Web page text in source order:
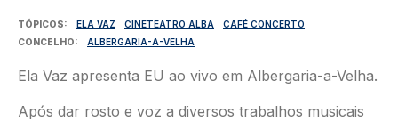
TÓPICOS ELA VAZ CINETEATRO ALBA
CAFÉ CONCERTO
CONCELHO
ALBERGARIA-A-VELHA
Ela Vaz apresenta EU ao vivo em Albergaria-a-Velha.
Após dar rosto e voz a diversos trabalhos musicais